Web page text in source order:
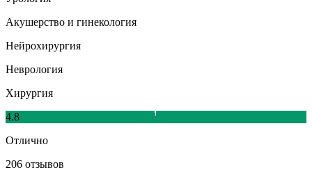
Акушерство и гинекология
Нейрохирургия
Неврология
Хирургия
4.8
Отлично
206 отзывов